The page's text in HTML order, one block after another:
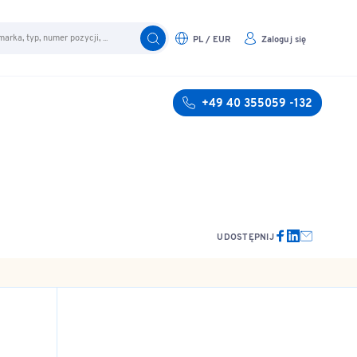
PL / EUR Zaloguj się
+49 40 355059 -132
UDOSTĘPNIJ